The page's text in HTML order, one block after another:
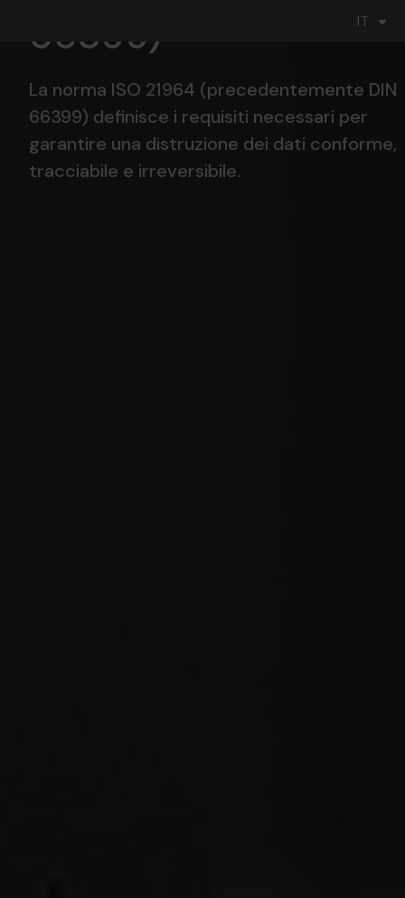
IT
DE
66399)
La norma ISO 21964 (precedentemente DIN
66399) definisce i requisiti necessari per
garantire una distruzione dei dati conforme,
tracciabile e irreversibile.